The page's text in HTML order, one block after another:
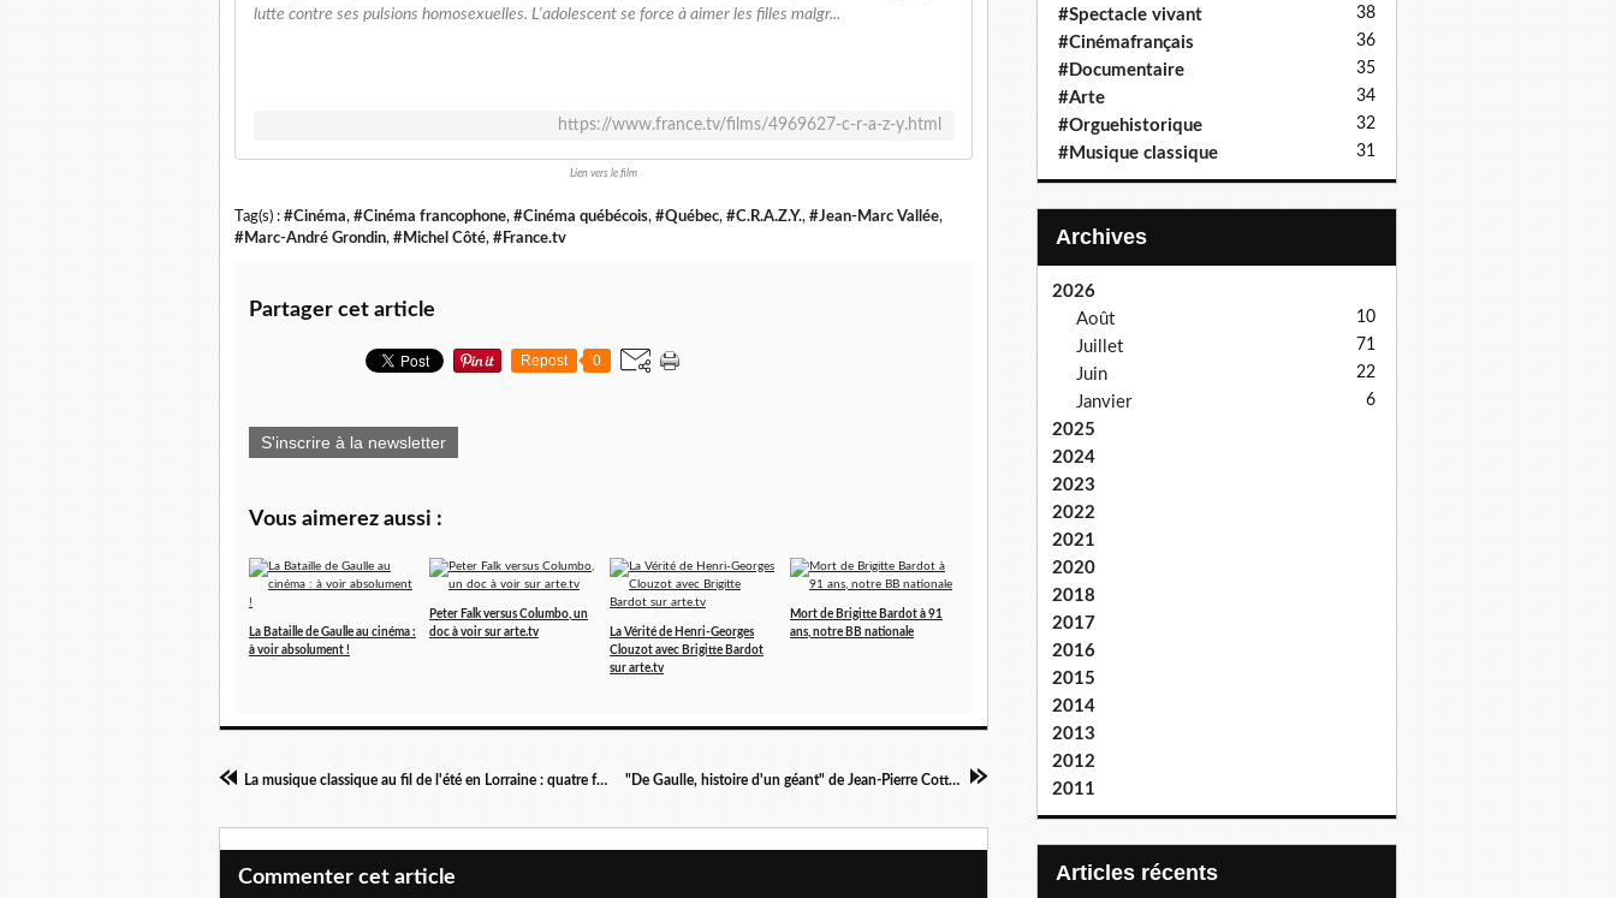
lutte contre ses pulsions homosexuelles. L'adolescent se force à aimer les filles malgr...
https://www.france.tv/films/4969627-c-r-a-z-y.html
Lien vers le film
Tag(s) : #Cinéma, #Cinéma francophone, #Cinéma québécois, #Québec, #C.R.A.Z.Y., #Jean-Marc Vallée,
#Marc-André Grondin, #Michel Côté, #France.tv
Partager cet article
Repost 0
S'inscrire à la newsletter
Vous aimerez aussi :
La Bataille de Gaulle au cinéma :
à voir absolument !
Peter Falk versus Columbo, un
doc à voir sur arte.tv
La Vérité de Henri-Georges
Clouzot avec Brigitte Bardot
sur arte.tv
Mort de Brigitte Bardot à 91
ans, notre BB nationale
La musique classique au fil de l'été en Lorraine : quatre festivals à suivre "De Gaulle, histoire d'un géant" de Jean-Pierre Cottet sur france.tv
Commenter cet article
#Spectacle vivant 38
#Cinémafrançais 36
#Documentaire 35
#Arte 34
#Orguehistorique 32
#Musique classique 31
Archives
2026
Août
10
Juillet 71
Juin 22
Janvier 6
2025
2024
2023
2022
2021
2020
2018
2017
2016
2015
2014
2013
2012
2011
articles récents